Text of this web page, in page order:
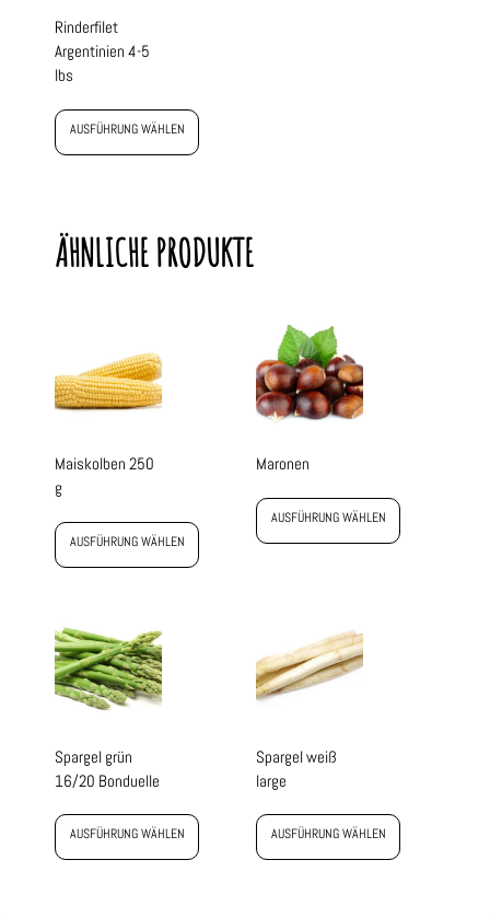
Rinderfilet
Argentinien 4-5
lbs
AUSFÜHRUNG WÄHLEN
ÄHNLICHE PRODUKTE
Maiskolben 250
g
AUSFÜHRUNG WÄHLEN
Maronen
AUSFÜHRUNG WÄHLEN
Spargel grün
16/20 Bonduelle
AUSFÜHRUNG WÄHLEN
Spargel weiß
large
AUSFÜHRUNG WÄHLEN